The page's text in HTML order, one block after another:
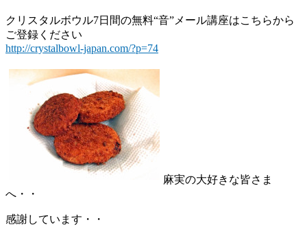
クリスタルボウル7日間の無料“音”メール講座はこちらから
ご登録ください
http://crystalbowl-japan.com/?p=74
麻実の大好きな皆さま
へ・・
感謝しています・・